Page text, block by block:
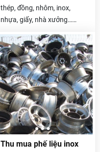
thép, đồng, nhôm, inox,
nhựa, giấy, nhà xưởng…
Thu mua phế liệu inox